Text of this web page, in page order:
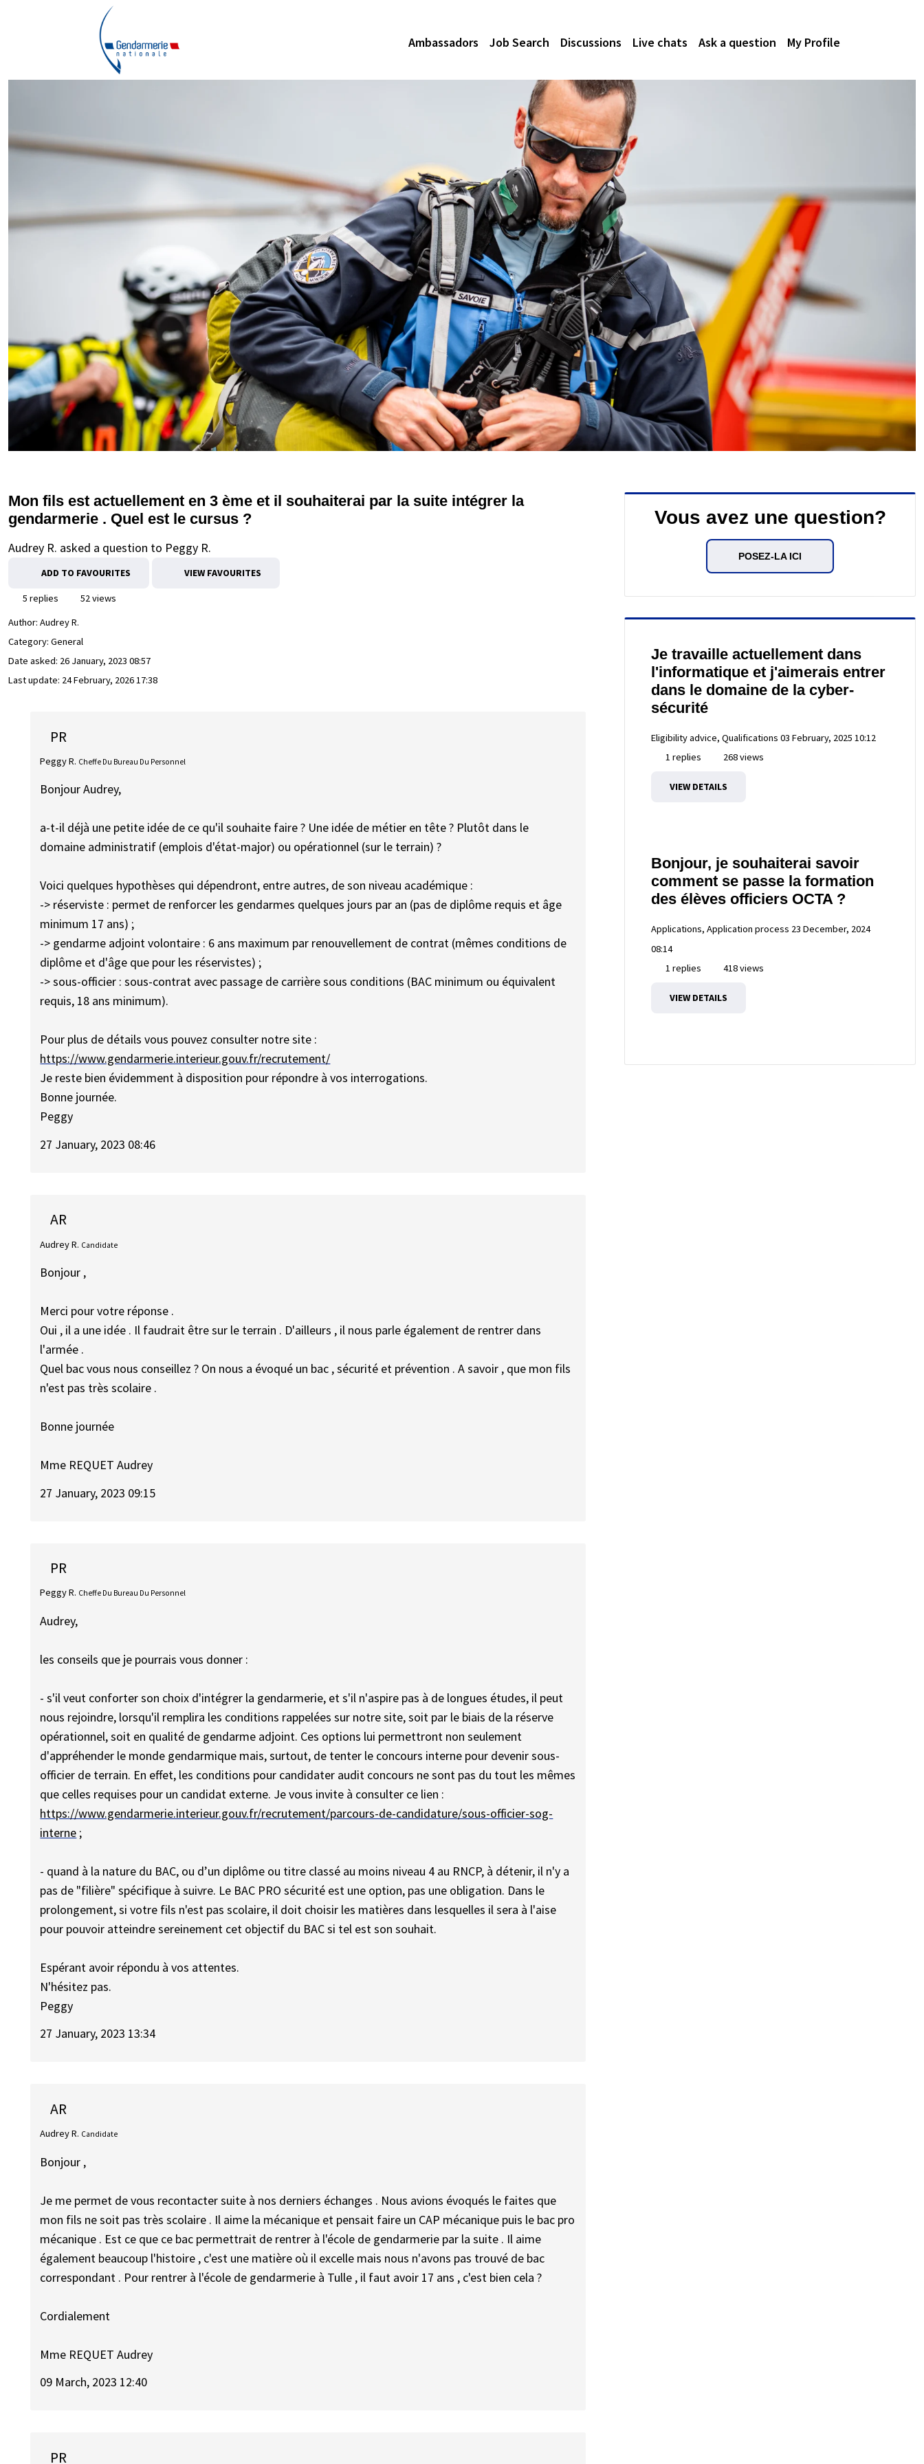
Ambassadors Job Search Discussions Live chats Ask a question My Profile
Mon fils est actuellement en 3 ème et il souhaiterai par la suite intégrer la
gendarmerie . Quel est le cursus ?
Audrey R. asked a question to Peggy R.
ADD TO FAVOURITES VIEW FAVOURITES
5 replies
52 views
Author: Audrey R.
Category: General
Date asked: 26 January, 2023 08:57
Last update: 24 February, 2026 17:38
PR
Peggy R. Cheffe Du Bureau Du Personnel
Bonjour Audrey,
a-t-il déjà une petite idée de ce qu'il souhaite faire ? Une idée de métier en tête ? Plutôt dans le
domaine administratif (emplois d'état-major) ou opérationnel (sur le terrain) ?
Voici quelques hypothèses qui dépendront, entre autres, de son niveau académique :
-> réserviste : permet de renforcer les gendarmes quelques jours par an (pas de diplôme requis et âge
minimum 17 ans) ;
-> gendarme adjoint volontaire : 6 ans maximum par renouvellement de contrat (mêmes conditions de
diplôme et d'âge que pour les réservistes) ;
-> sous-officier : sous-contrat avec passage de carrière sous conditions (BAC minimum ou équivalent
requis, 18 ans minimum).
Pour plus de détails vous pouvez consulter notre site :
https://www.gendarmerie.interieur.gouv.fr/recrutement/
Je reste bien évidemment à disposition pour répondre à vos interrogations.
Bonne journée.
Peggy
27 January, 2023 08:46
AR
Audrey R. Candidate
Bonjour ,
Merci pour votre réponse .
Oui , il a une idée . Il faudrait être sur le terrain . D'ailleurs , il nous parle également de rentrer dans
l'armée .
Quel bac vous nous conseillez ? On nous a évoqué un bac , sécurité et prévention . A savoir , que mon fils
n'est pas très scolaire .
Bonne journée
Mme REQUET Audrey
27 January, 2023 09:15
PR
Peggy R. Cheffe Du Bureau Du Personnel
Audrey,
les conseils que je pourrais vous donner :
- s'il veut conforter son choix d'intégrer la gendarmerie, et s'il n'aspire pas à de longues études, il peut
nous rejoindre, lorsqu'il remplira les conditions rappelées sur notre site, soit par le biais de la réserve
opérationnel, soit en qualité de gendarme adjoint. Ces options lui permettront non seulement
d'appréhender le monde gendarmique mais, surtout, de tenter le concours interne pour devenir sous-
officier de terrain. En effet, les conditions pour candidater audit concours ne sont pas du tout les mêmes
que celles requises pour un candidat externe. Je vous invite à consulter ce lien :
https://www.gendarmerie.interieur.gouv.fr/recrutement/parcours-de-candidature/sous-officier-sog-
interne ;
- quand à la nature du BAC, ou d’un diplôme ou titre classé au moins niveau 4 au RNCP, à détenir, il n'y a
pas de "filière" spécifique à suivre. Le BAC PRO sécurité est une option, pas une obligation. Dans le
prolongement, si votre fils n'est pas scolaire, il doit choisir les matières dans lesquelles il sera à l'aise
pour pouvoir atteindre sereinement cet objectif du BAC si tel est son souhait.
Espérant avoir répondu à vos attentes.
N'hésitez pas.
Peggy
27 January, 2023 13:34
AR
Audrey R. Candidate
Bonjour ,
Je me permet de vous recontacter suite à nos derniers échanges . Nous avions évoqués le faites que
mon fils ne soit pas très scolaire . Il aime la mécanique et pensait faire un CAP mécanique puis le bac pro
mécanique . Est ce que ce bac permettrait de rentrer à l'école de gendarmerie par la suite . Il aime
également beaucoup l'histoire , c'est une matière où il excelle mais nous n'avons pas trouvé de bac
correspondant . Pour rentrer à l'école de gendarmerie à Tulle , il faut avoir 17 ans , c'est bien cela ?
Cordialement
Mme REQUET Audrey
09 March, 2023 12:40
PR
Vous avez une question?
POSEZ-LA ICI
Je travaille actuellement dans
l'informatique et j'aimerais entrer
dans le domaine de la cyber-
sécurité
Eligibility advice, Qualifications 03 February, 2025 10:12
1 replies
268 views
VIEW DETAILS
Bonjour, je souhaiterai savoir
comment se passe la formation
des élèves officiers OCTA ?
Applications, Application process 23 December, 2024
08:14
1 replies
418 views
VIEW DETAILS